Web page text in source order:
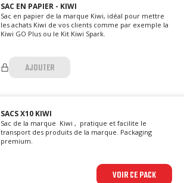
SAC EN PAPIER - KIWI
Sac en papier de la marque Kiwi, idéal pour mettre
les achats Kiwi de vos clients comme par exemple la
Kiwi GO Plus ou le Kit Kiwi Spark.
AJOUTER
SACS X10 KIWI
Sac de la marque Kiwi , pratique et facilite le
transport des produits de la marque. Packaging
premium.
VOIR CE PACK